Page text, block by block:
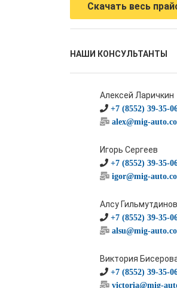
Скачать весь
НАШИ КОНСУЛЬТАНТЫ
Алексей Ларичкин
+7 (8552) 39-35-
alex@mig-
Игорь Сергеев
+7 (8552) 39-35-
igor@mig-
Алсу
+7 (8552) 39-35-
alsu@mig-
Виктория
+7 (8552) 39-35-
victoria@mig-